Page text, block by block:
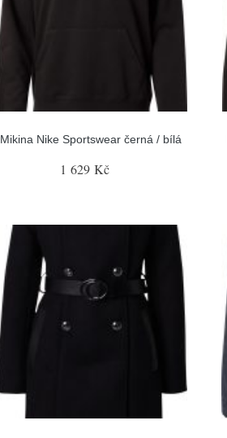
Mikina Nike Sportswear černá / bílá
1 629 Kč